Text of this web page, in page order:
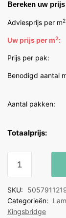
was:
Bereken uw prijs
Adviesprijs per m2
Uw prijs per m2:
Prijs per pak:
Benodigd aantal
Aantal pakken:
Totaalprijs:
Kingsbridge
zwart
quantity
SKU:
Categorieën:
Kingsbridge